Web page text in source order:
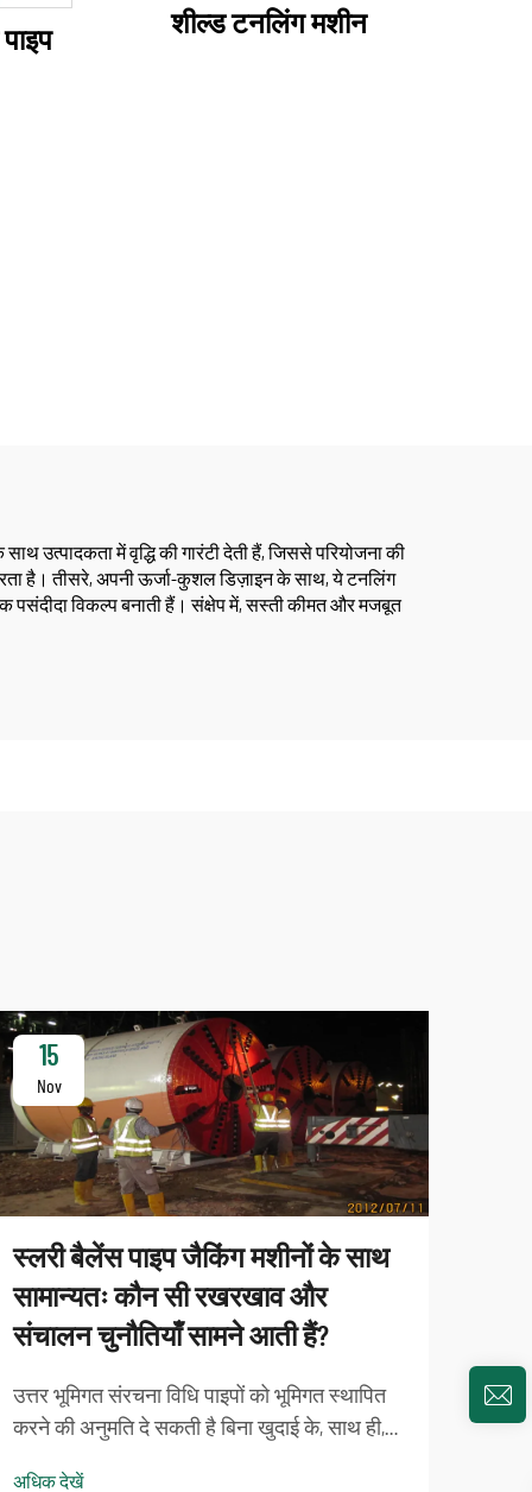
शील्ड टनलिंग मशीन
उत्पादकता में वृद्धि की गारंटी देती हैं, जिससे परियोजना की
है। तीसरे, अपनी ऊर्जा-कुशल डिज़ाइन के साथ, ये टनलिंग
विकल्प बनाती हैं। संक्षेप में, सस्ती कीमत और मजबूत
15
Nov
स्लरी बैलेंस पाइप जैकिंग मशीनों के साथ
सामान्यतः कौन सी रखरखाव और
संचालन चुनौतियाँ सामने आती हैं?
उत्तर भूमिगत संरचना विधि पाइपों को भूमिगत स्थापित
करने की अनुमति दे सकती है बिना खुदाई के, साथ ही,
अधिक देखें